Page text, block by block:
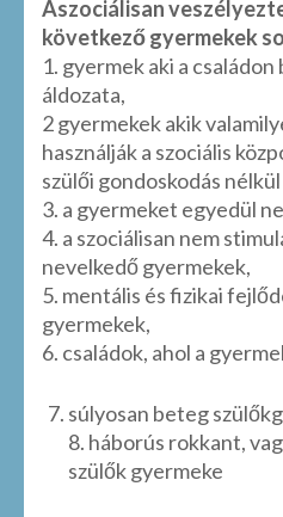
Aszociálisan
következő gyermekek
1. gyermek aki a
áldozata,
2 gyermekek akik
használják a szociális
szülői gondoskodás
3. a gyermeket egyedül
4. a szociálisan nem
nevelkedő gyermekek,
5. mentális és fizikai
gyermekek,
6. családok, ahol a
súlyosan beteg
8. háborús rokkant,
szülők gyermeke